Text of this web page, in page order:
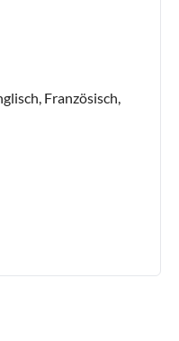
Französisch,